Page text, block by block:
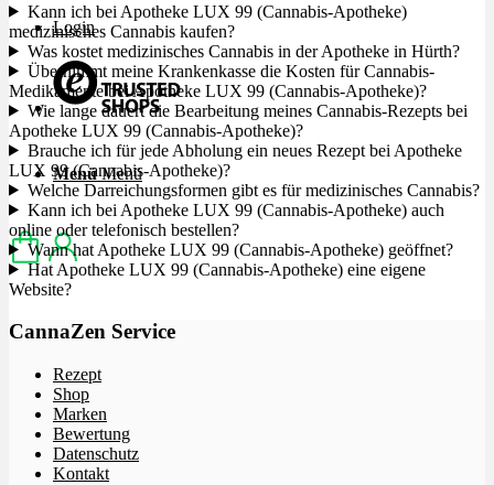
Login
Menü Menü
Kann ich bei Apotheke LUX 99 (Cannabis-Apotheke)
medizinisches Cannabis kaufen?
Was kostet medizinisches Cannabis in der Apotheke in Hürth?
Übernimmt meine Krankenkasse die Kosten für Cannabis-
Medikamente bei Apotheke LUX 99 (Cannabis-Apotheke)?
Wie lange dauert die Bearbeitung meines Cannabis-Rezepts bei
Apotheke LUX 99 (Cannabis-Apotheke)?
Brauche ich für jede Abholung ein neues Rezept bei Apotheke
LUX 99 (Cannabis-Apotheke)?
Welche Darreichungsformen gibt es für medizinisches Cannabis?
Kann ich bei Apotheke LUX 99 (Cannabis-Apotheke) auch
online oder telefonisch bestellen?
Wann hat Apotheke LUX 99 (Cannabis-Apotheke) geöffnet?
Hat Apotheke LUX 99 (Cannabis-Apotheke) eine eigene
Website?
CannaZen Service
Rezept
Shop
Marken
Bewertung
Datenschutz
Kontakt